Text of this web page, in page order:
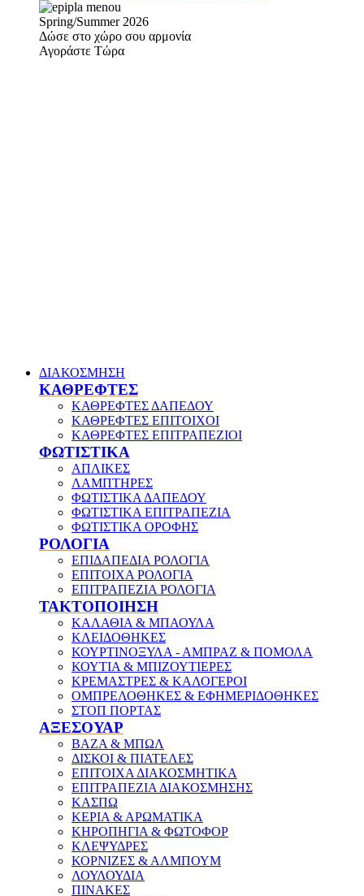
Spring/Summer 2026
Δώσε στο χώρο σου αρμονία
Αγοράστε Τώρα
ΔΙΑΚΟΣΜΗΣΗ
ΚΑΘΡΕΦΤΕΣ
ΚΑΘΡΕΦΤΕΣ ΔΑΠΕΔΟΥ
ΚΑΘΡΕΦΤΕΣ ΕΠΙΤΟΙΧΟΙ
ΚΑΘΡΕΦΤΕΣ ΕΠΙΤΡΑΠΕΖΙΟΙ
ΦΩΤΙΣΤΙΚΑ
ΑΠΛΙΚΕΣ
ΛΑΜΠΤΗΡΕΣ
ΦΩΤΙΣΤΙΚΑ ΔΑΠΕΔΟΥ
ΦΩΤΙΣΤΙΚΑ ΕΠΙΤΡΑΠΕΖΙΑ
ΦΩΤΙΣΤΙΚΑ ΟΡΟΦΗΣ
ΡΟΛΟΓΙΑ
ΕΠΙΔΑΠΕΔΙΑ ΡΟΛΟΓΙΑ
ΕΠΙΤΟΙΧΑ ΡΟΛΟΓΙΑ
ΕΠΙΤΡΑΠΕΖΙΑ ΡΟΛΟΓΙΑ
ΤΑΚΤΟΠΟΙΗΣΗ
ΚΑΛΑΘΙΑ & ΜΠΑΟΥΛΑ
ΚΛΕΙΔΟΘΗΚΕΣ
ΚΟΥΡΤΙΝΟΞΥΛΑ - ΑΜΠΡΑΖ & ΠΟΜΟΛΑ
ΚΟΥΤΙΑ & ΜΠΙΖΟΥΤΙΕΡΕΣ
ΚΡΕΜΑΣΤΡΕΣ & ΚΑΛΟΓΕΡΟΙ
ΟΜΠΡΕΛΟΘΗΚΕΣ & ΕΦΗΜΕΡΙΔΟΘΗΚΕΣ
ΣΤΟΠ ΠΟΡΤΑΣ
ΑΞΕΣΟΥΑΡ
ΒΑΖΑ & ΜΠΩΛ
ΔΙΣΚΟΙ & ΠΙΑΤΕΛΕΣ
ΕΠΙΤΟΙΧΑ ΔΙΑΚΟΣΜΗΤΙΚΑ
ΕΠΙΤΡΑΠΕΖΙΑ ΔΙΑΚΟΣΜΗΣΗΣ
ΚΑΣΠΩ
ΚΕΡΙΑ & ΑΡΩΜΑΤΙΚΑ
ΚΗΡΟΠΗΓΙΑ & ΦΩΤΟΦΟΡ
ΚΛΕΨΥΔΡΕΣ
ΚΟΡΝΙΖΕΣ & ΑΛΜΠΟΥΜ
ΛΟΥΛΟΥΔΙΑ
ΠΙΝΑΚΕΣ